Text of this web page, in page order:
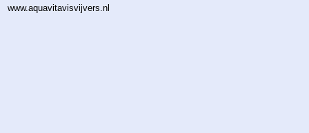
www.aquavitavisvijvers.nl